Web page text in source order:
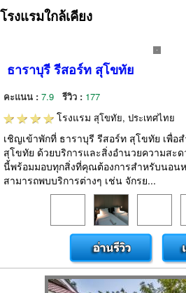
โรงแรมใกล้เคียง
ธาราบุรี รีสอร์ท สุโขทัย
คะแนน : 7.9 รีวิว : 177
โรงแรม สุโขทัย, ประเทศไทย
เชิญเข้าพักที่ ธาราบุรี รีสอร์ท สุโขทัย เพื่อ
สุโขทัย ด้วยบริการและสิ่งอำนวยความสะ
นี้พร้อมมอบทุกสิ่งที่คุณต้องการสำหรับนอน
สามารถพบบริการต่างๆ เช่น จักรย...